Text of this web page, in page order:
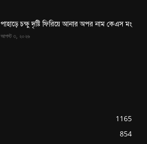
পাহাড়ে চক্ষু দৃষ্টি ফিরিয়ে আনার অপর নাম কেএস মং
আগস্ট ৩, ২০২৬
1165
854